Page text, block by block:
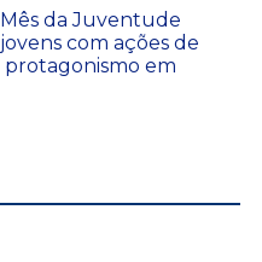
da Juventude
com ações de
protagonismo em